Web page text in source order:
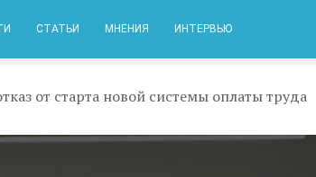
СТАТЬИ МНЕНИЯ ИНТЕРВЬЮ
от старта новой системы оплаты труда